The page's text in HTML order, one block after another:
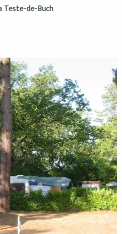
Teste-de-Buch